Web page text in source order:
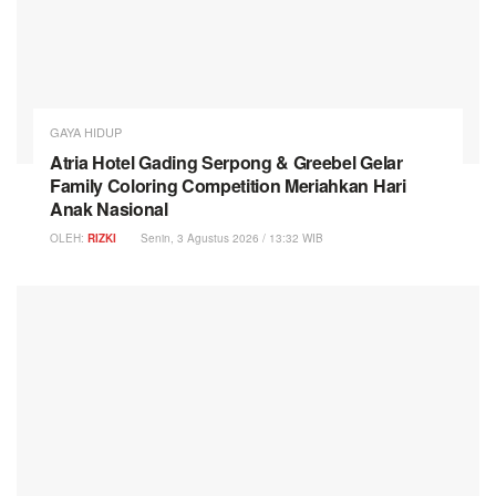
GAYA HIDUP
Atria Hotel Gading Serpong & Greebel Gelar
Family Coloring Competition Meriahkan Hari
Anak Nasional
OLEH: RIZKI Senin, 3 Agustus 2026 / 13:32 WIB